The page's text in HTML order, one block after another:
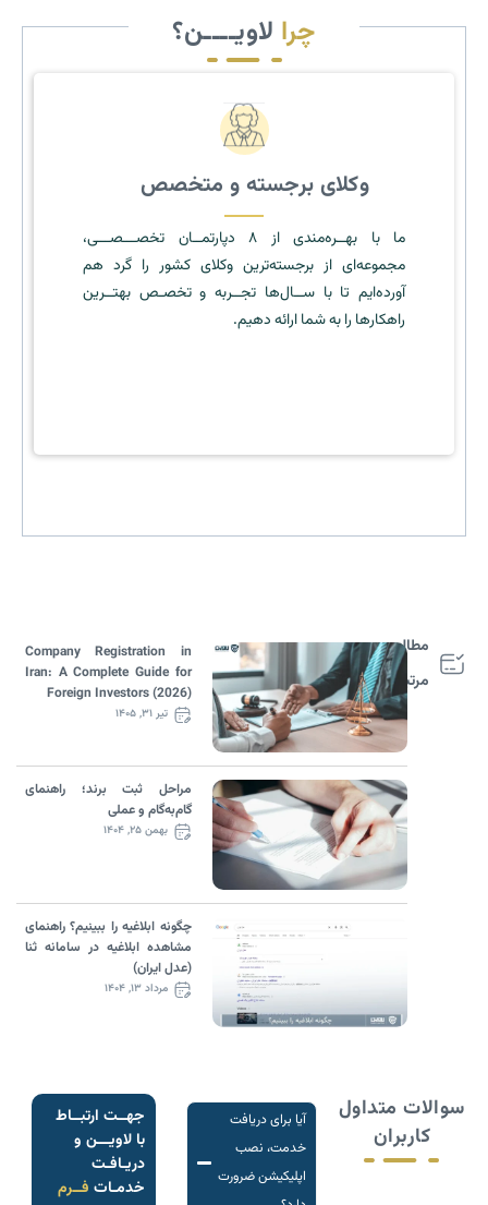
چرا لاویــــن؟
وکلای برجسته و متخصص
ما با بهــره‌مندی از ۸ دپارتمــان تخصـــصـــی،
مجموعه‌ای از برجسته‌ترین وکلای کشور را گرد هم
آورده‌ایم تا با ســال‌ها تجــربه و تخصـص بهتــرین
راهکارها را به شما ارائه دهیم.
مطالب
مرتبط
Company Registration in
Iran: A Complete Guide for
Foreign Investors (2026)
تیر ۳۱, ۱۴۰۵
مراحل ثبت برند؛ راهنمای
گام‌به‌گام و عملی
بهمن ۲۵, ۱۴۰۴
چگونه ابلاغیه را ببینیم؟ راهنمای
مشاهده ابلاغیه در سامانه ثنا
(عدل ایران)
مرداد ۱۳, ۱۴۰۴
سوالات متداول
کاربران
آیا برای دریافت
خدمت، نصب
اپلیکیشن ضرورت
جهــت ارتبــاط
با لاویـــن و
دریـافـت
خدمـات فــرم